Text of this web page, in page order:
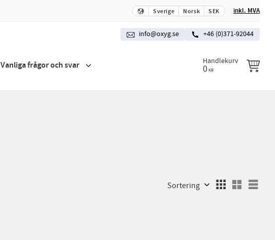
Sverige Norsk SEK inkl. MVA
Vanliga frågor och svar
info@oxyg.se +46 (0)371-92044
Handlekurv
0KR